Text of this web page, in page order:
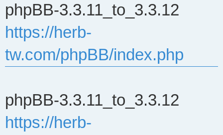
讀
文
章
phpBB-3.3.11_to_3.3.12
https://herb-
tw.com/phpBB/index.php
phpBB-3.3.11_to_3.3.12
https://herb-